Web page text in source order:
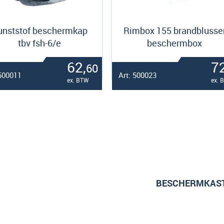
beschermkap
tbv fsh-6/e
62,60
ex. BTW
Rimbox 155
beschermbox
ex.
Art: 500023